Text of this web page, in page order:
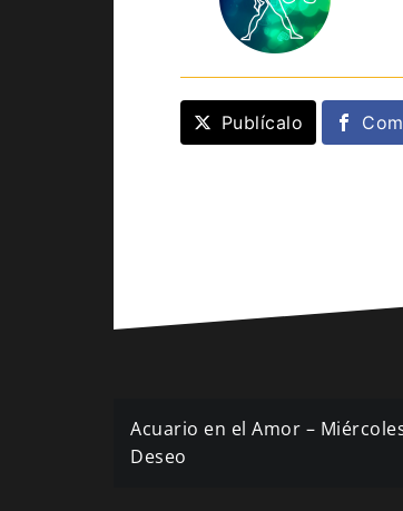
Publícalo
Navegación
de
Acuario en el Amor –
Deseo